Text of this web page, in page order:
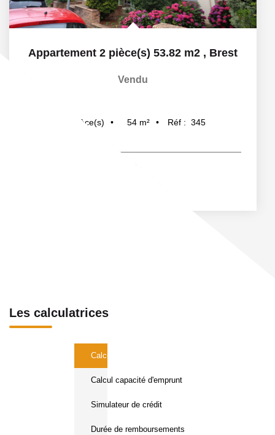
Appartement 2 pièce(s) 53.82 m2 , Brest
Vendu
pièce(s) 54 m² Réf : 345
Les calculatrices
Calcul Frais de notaire
Calcul capacité d'emprunt
Simulateur de crédit
Durée de remboursements